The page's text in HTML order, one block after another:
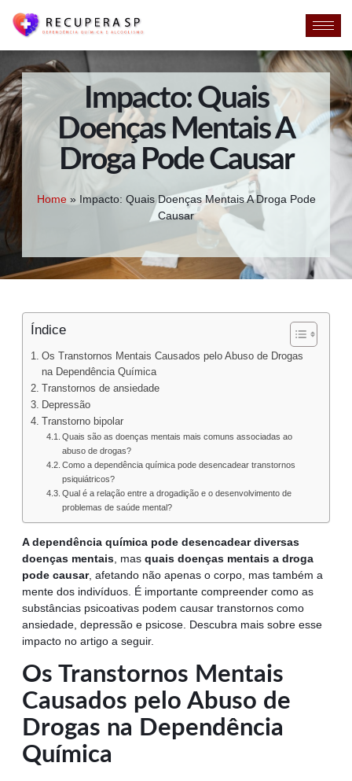
Impacto: Quais
Doenças Mentais A
Droga Pode Causar
Home» Impacto: Quais Doenças Mentais A Droga Pode
Causar
Índice
Os Transtornos Mentais Causados pelo Abuso de Drogas
na Dependência Química
Transtornos de ansiedade
Depressão
Transtorno bipolar
Quais são as doenças mentais mais comuns associadas ao
abuso de drogas?
Como a dependência química pode desencadear transtornos
psiquiátricos?
Qual é a relação entre a drogadição e o desenvolvimento de
problemas de saúde mental?
A dependência química pode desencadear diversas
doenças mentais, mas quais doenças mentais a droga
pode causar, afetando não apenas o corpo, mas também a
mente dos indivíduos. É importante compreender como as
substâncias psicoativas podem causar transtornos como
ansiedade, depressão e psicose. Descubra mais sobre esse
impacto no artigo a seguir.
Os Transtornos Mentais
Causados pelo Abuso de
Drogas na Dependência
Química